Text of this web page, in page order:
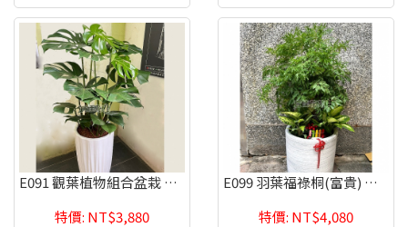
E091 觀葉植物組合盆栽 喬遷之喜 榮陞誌喜盆栽
特價: NT$3,880
E099 羽葉福祿桐(富貴) 喬遷之喜 榮陞誌喜盆栽
特價: NT$4,080